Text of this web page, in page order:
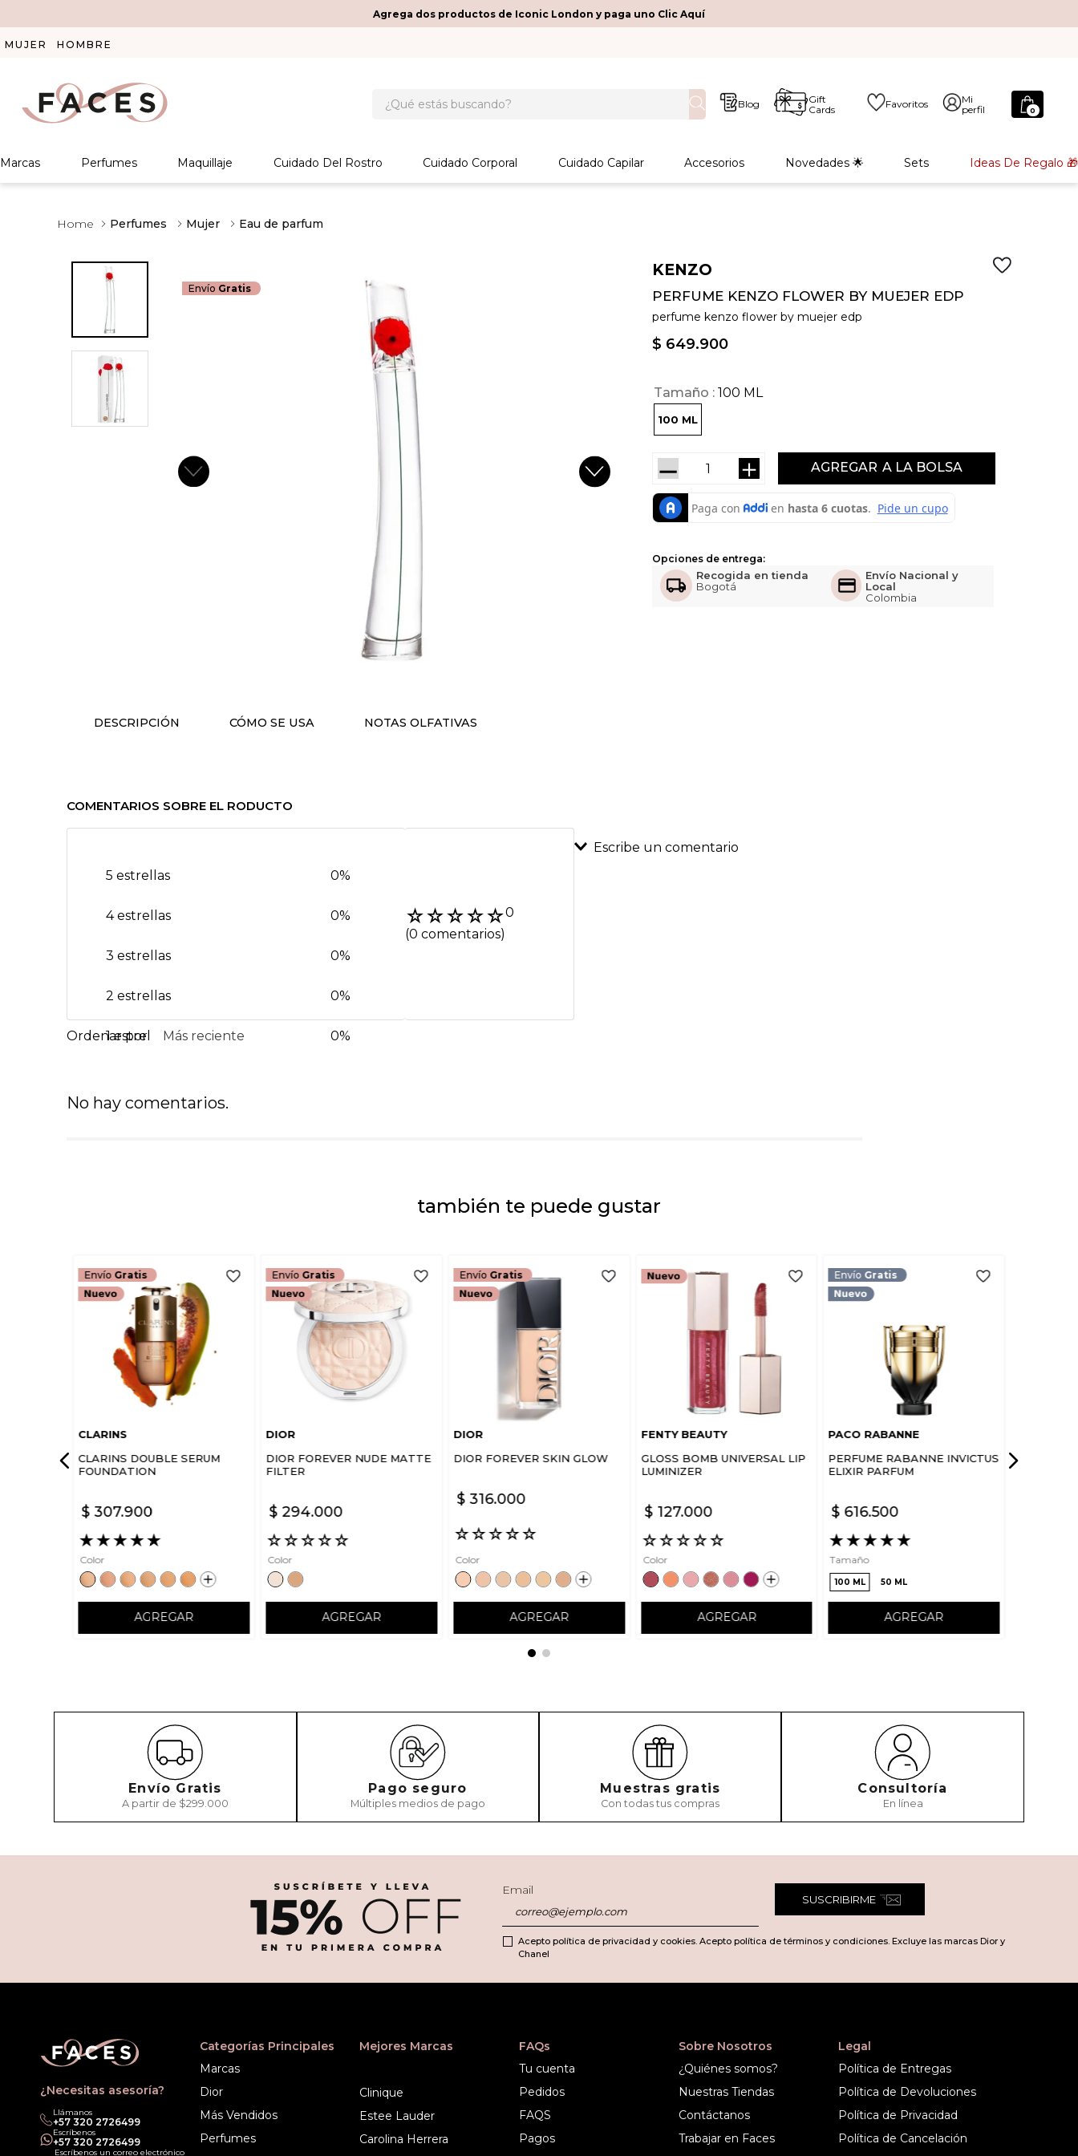
Agrega dos productos de Iconic London y paga uno Clic Aquí
MUJER HOMBRE
Blog
Gift
Cards
Favoritos
Mi
perfil
0
Marcas Perfumes Maquillaje Cuidado Del Rostro Cuidado Corporal Cuidado Capilar Accesorios Novedades 🌟 Sets Ideas De Regalo 🎁
Perfumes Mujer Eau de parfum
Envío Gratis
KENZO
PERFUME KENZO FLOWER BY MUEJER EDP
perfume kenzo flower by muejer edp
$ 649.900
Tamaño 100 ML
100 ML
AGREGAR
＋
－
Opciones de entrega:
Recogida en tienda
Bogotá
Envío Nacional y
Local
Colombia
DESCRIPCIÓN CÓMO SE USA NOTAS OLFATIVAS
COMENTARIOS SOBRE EL RODUCTO
☆☆☆☆☆0
(0 comentarios)
5 estrellas 0%
4 estrellas 0%
3 estrellas 0%
2 estrellas 0%
1 estrella 0%
Escribe un comentario
Más reciente
No hay comentarios.
también te puede gustar
Envío Gratis
CLARINS
CLARINS DOUBLE SERUM
FOUNDATION
$ 307.900
★★★★★
Color
AGREGAR
Envío Gratis
DIOR
DIOR FOREVER NUDE MATTE
FILTER
$ 294.000
☆☆☆☆☆
Color
AGREGAR
Envío Gratis
DIOR
DIOR FOREVER SKIN GLOW
$ 316.000
☆☆☆☆☆
Color
AGREGAR
FENTY BEAUTY
GLOSS BOMB UNIVERSAL LIP
LUMINIZER
$ 127.000
☆☆☆☆☆
Color
AGREGAR
Envío Gratis
PACO RABANNE
PERFUME RABANNE INVICTUS
ELIXIR PARFUM
$ 616.500
★★★★★
Tamaño
100 ML 50 ML
AGREGAR
Envío Gratis
A partir de $299.000
Pago seguro
Múltiples medios de pago
Muestras gratis
Con todas tus compras
Consultoría
En línea
Email
SUSCRIBIRME
Acepto política de privacidad y cookies. Acepto política de términos y condiciones. Excluye las marcas Dior y
Chanel
¿Necesitas asesoría?
Llámanos
‎+57 320 2726499
Escríbenos
‎+57 320 2726499
Escríbenos un correo electrónico
Categorías Principales
Marcas
Dior
Más Vendidos
Perfumes
Mejores Marcas
Clinique
Estee Lauder
Carolina Herrera
FAQs
Tu cuenta
Pedidos
FAQS
Pagos
Sobre Nosotros
¿Quiénes somos?
Nuestras Tiendas
Contáctanos
Trabajar en Faces
Legal
Política de Entregas
Política de Devoluciones
Política de Privacidad
Política de Cancelación